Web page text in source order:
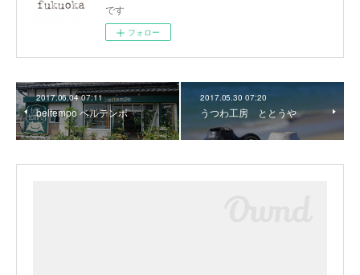
です
フォロー
2017.06.04 07:11
beltempo ベルテンポ
2017.05.30 07:20
うつわ工房 ととうや